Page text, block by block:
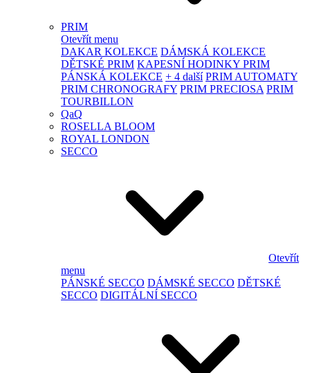
PRIM
Otevřít menu
DAKAR KOLEKCE DÁMSKÁ KOLEKCE
DĚTSKÉ PRIM KAPESNÍ HODINKY PRIM
PÁNSKÁ KOLEKCE + 4 další PRIM AUTOMATY
PRIM CHRONOGRAFY PRIM PRECIOSA PRIM
TOURBILLON
QaQ
ROSELLA BLOOM
ROYAL LONDON
SECCO
Otevřít
menu
PÁNSKÉ SECCO DÁMSKÉ SECCO DĚTSKÉ
SECCO DIGITÁLNÍ SECCO